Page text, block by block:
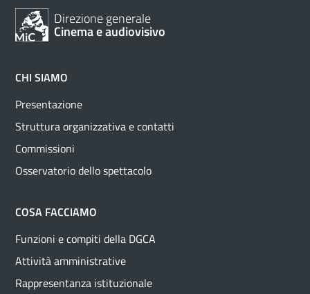
Direzione generale
Cinema e audiovisivo
CHI SIAMO
Presentazione
Struttura organizzativa e contatti
Commissioni
Osservatorio dello spettacolo
COSA FACCIAMO
Funzioni e compiti della DGCA
Attività amministrative
Rappresentanza istituzionale